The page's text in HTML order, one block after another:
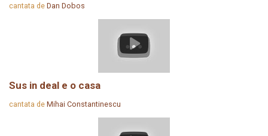
cantata de Dan Dobos
Sus in deal e o casa
cantata de Mihai Constantinescu